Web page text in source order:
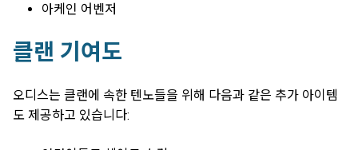
아케인 어벤저
클랜 기여도
오디스는 클랜에 속한 텐노들을 위해 다음과 같은 추가 아이템
도 제공하고 있습니다: